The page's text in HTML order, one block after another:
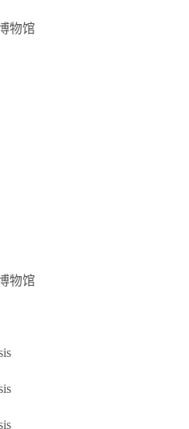
物馆
物馆